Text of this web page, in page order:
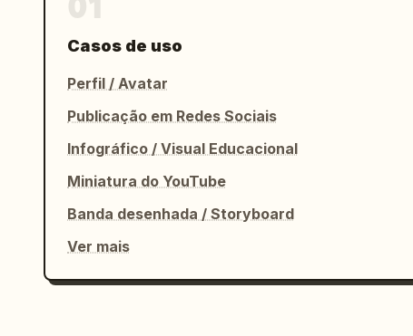
Casos de uso
Perfil / Avatar
Publicação em Redes Sociais
Infográfico / Visual Educacional
Miniatura do YouTube
Banda desenhada / Storyboard
Ver mais